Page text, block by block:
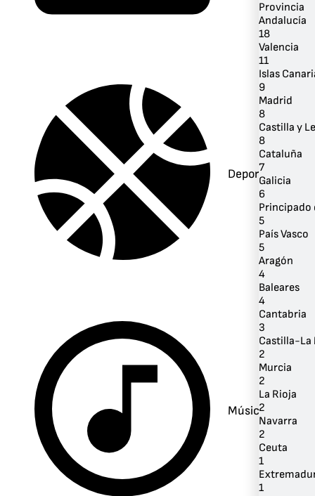
Deportes
Música
Provincia
Andalucía
18
Valencia
11
Islas
9
Madrid
8
Castilla y
8
Cataluña
7
Galicia
6
Principado
5
País Vasco
5
Aragón
4
Baleares
4
Cantabria
3
Castilla-La
2
Murcia
2
La Rioja
2
Navarra
2
Ceuta
1
1